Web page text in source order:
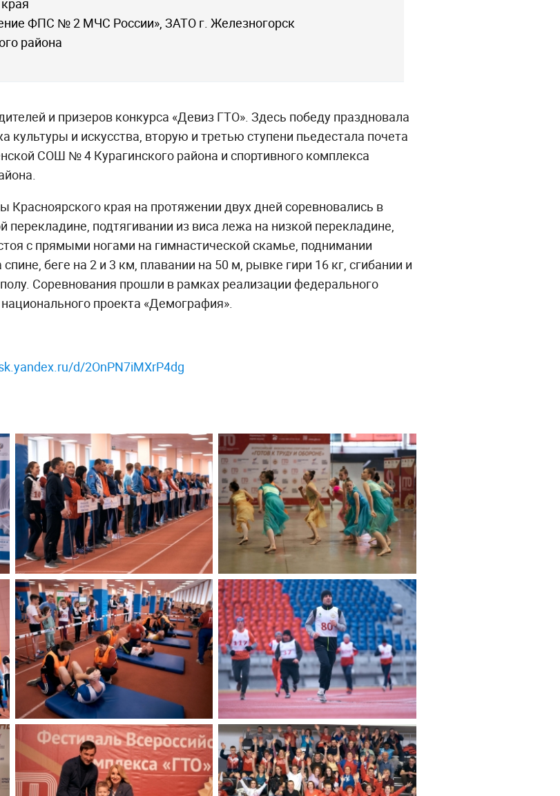
ФПС № 2 МЧС России», ЗАТО г. Железногорск
района
и призеров конкурса «Девиз ГТО». Здесь победу праздновала
и искусства, вторую и третью ступени пьедестала почета
СОШ № 4 Курагинского района и спортивного комплекса
края на протяжении двух дней соревновались в
перекладине, подтягивании из виса лежа на низкой перекладине,
с прямыми ногами на гимнастической скамье, поднимании
беге на 2 и 3 км, плавании на 50 м, рывке гири 16 кг, сгибании и
Соревнования прошли в рамках реализации федерального
проекта «Демография».
d/2OnPN7iMXrP4dg